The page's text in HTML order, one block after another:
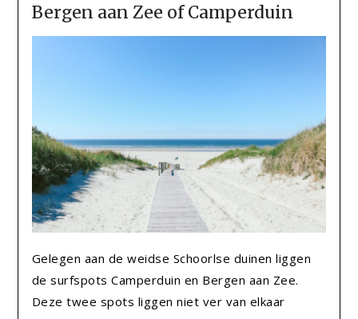
Bergen aan Zee of Camperduin
Gelegen aan de weidse Schoorlse duinen liggen
de surfspots Camperduin en Bergen aan Zee.
Deze twee spots liggen niet ver van elkaar